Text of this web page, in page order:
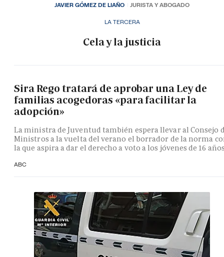
LA TERCERA
Cela y la justicia
JAVIER GÓMEZ DE LIAÑO JURISTA Y ABOGADO
Sira Rego tratará de aprobar una Ley de
familias acogedoras «para facilitar la
adopción»
La ministra de Juventud también espera llevar al Consejo
Ministros a la vuelta del verano el borrador de la norma
la que aspira a dar el derecho a voto a los jóvenes de 16
ABC